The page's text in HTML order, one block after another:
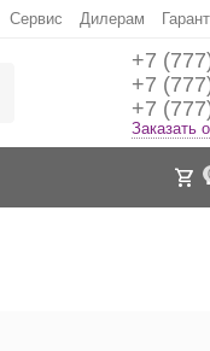
Сервис Дилерам
+7
+7
+7
Заказать